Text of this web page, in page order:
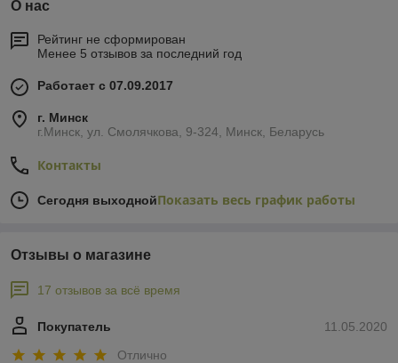
О нас
Рейтинг не сформирован
Менее 5 отзывов за последний год
Работает с 07.09.2017
г. Минск
г.Минск, ул. Смолячкова, 9-324, Минск, Беларусь
Контакты
Сегодня выходнойПоказать весь график работы
Отзывы о магазине
17 отзывов за всё время
11.05.2020
Покупатель
Отлично